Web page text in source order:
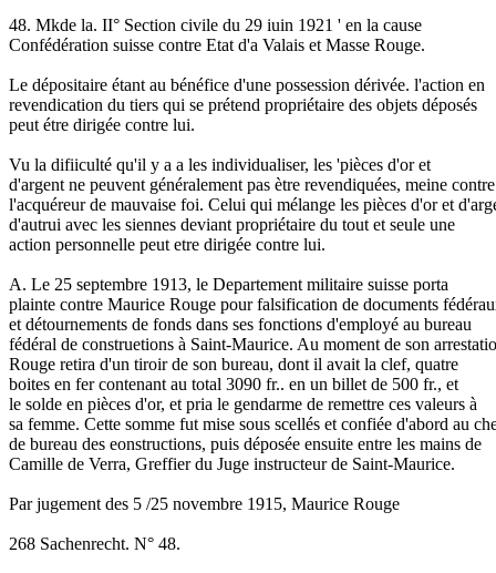
48. Mkde la. II° Section civile du 29 iuin 1921 ' en la cause
Confédération suisse contre Etat d'a Valais et Masse Rouge.
Le dépositaire étant au bénéfice d'une possession dérivée. l'action en
revendication du tiers qui se prétend propriétaire des objets déposés
peut étre dirigée contre lui.
Vu la difiiculté qu'il y a a les individualiser, les 'pièces d'or et
d'argent ne peuvent généralement pas ètre revendiquées, meine contre
l'acquéreur de mauvaise foi. Celui qui mélange les pièces d'or et
d'autrui avec les siennes deviant propriétaire du tout et seule une
action personnelle peut etre dirigée contre lui.
A. Le 25 septembre 1913, le Departement militaire suisse porta
plainte contre Maurice Rouge pour falsification de documents
et détournements de fonds dans ses fonctions d'employé au bureau
fédéral de construetions à Saint-Maurice. Au moment de son
Rouge retira d'un tiroir de son bureau, dont il avait la clef, quatre
boites en fer contenant au total 3090 fr.. en un billet de 500 fr., et
le solde en pièces d'or, et pria le gendarme de remettre ces valeurs à
sa femme. Cette somme fut mise sous scellés et confiée d'abord au
de bureau des eonstructions, puis déposée ensuite entre les mains de
Camille de Verra, Greffier du Juge instructeur de Saint-Maurice.
Par jugement des 5 /25 novembre 1915, Maurice Rouge
268 Sachenrecht. N° 48.